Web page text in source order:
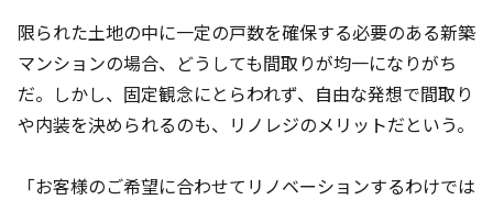
限られた土地の中に一定の戸数を確保する必要のある新築
マンションの場合、どうしても間取りが均一になりがち
だ。しかし、固定観念にとらわれず、自由な発想で間取り
や内装を決められるのも、リノレジのメリットだという。
「お客様のご希望に合わせてリノベーションするわけでは